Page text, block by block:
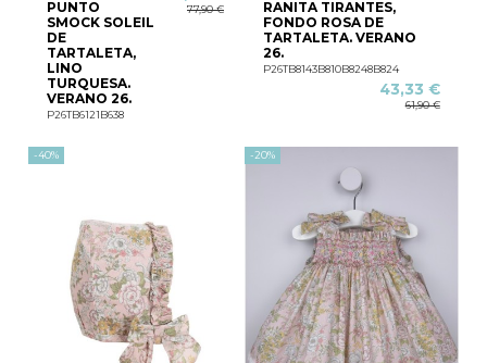
PUNTO
SMOCK SOLEIL
DE
TARTALETA,
LINO
TURQUESA.
VERANO 26.
P26TB6121B638
77,90 €
RANITA TIRANTES,
FONDO ROSA DE
TARTALETA. VERANO
26.
P26TB8143B810B8248B824
43,33 €
61,90 €
-40% -20%